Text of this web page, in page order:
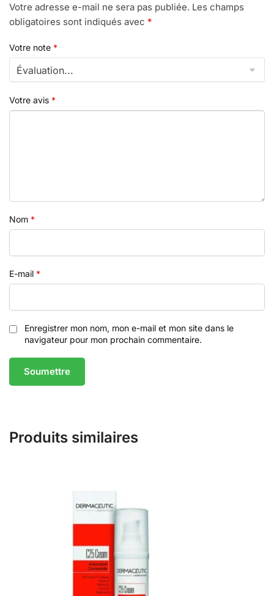
Votre adresse e-mail ne sera pas publiée. Les champs
obligatoires sont indiqués avec *
Votre note *
Votre avis *
Nom *
E-mail *
Enregistrer mon nom, mon e-mail et mon site dans le
navigateur pour mon prochain commentaire.
Produits similaires